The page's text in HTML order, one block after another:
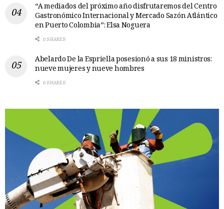
“A mediados del próximo año disfrutaremos del Centro
Gastronómico Internacional y Mercado Sazón Atlántico
en Puerto Colombia”: Elsa Noguera
0 SHARES
Abelardo De la Espriella posesionó a sus 18 ministros:
nueve mujeres y nueve hombres
0 SHARES